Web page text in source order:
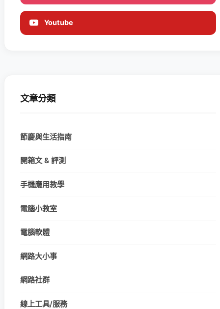
Youtube
文章分類
節慶與生活指南
開箱文 & 評測
手機應用教學
電腦小教室
電腦軟體
網路大小事
網路社群
線上工具/服務